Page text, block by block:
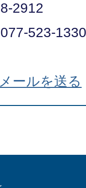
2912
523-1330
ールを送る